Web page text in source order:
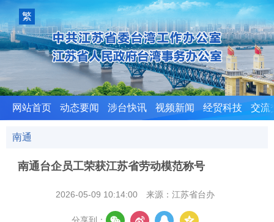
繁
體
版
网站首页 动态要闻 涉台快讯 视频新闻 经贸科技 交流
南通
南通台企员工荣获江苏省劳动模范称号
2026-05-09 10:14:00 来源：江苏省台办
分享到：